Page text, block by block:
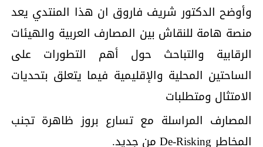
وأوضح الدكتور شريف فاروق ان هذا المنتدي يعد
منصة هامة للنقاش بين المصارف العربية والهيئات
الرقابية والتباحث حول أهم التطورات على
الساحتين المحلية والإقليمية فيما يتعلق بتحديات
الامتثال ومتطلبات
المصارف المراسلة مع تسارع بروز ظاهرة تجنب
المخاطر De-Risking من جديد.